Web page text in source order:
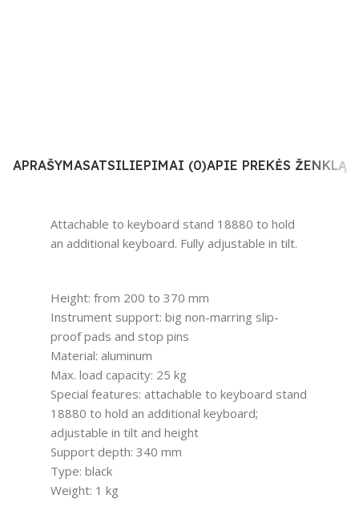
APRAŠYMASATSILIEPIMAI (0)APIE PREKĖS ŽENKLĄ
Attachable to keyboard stand 18880 to hold
an additional keyboard. Fully adjustable in tilt.
Height: from 200 to 370 mm
Instrument support: big non-marring slip-
proof pads and stop pins
Material: aluminum
Max. load capacity: 25 kg
Special features: attachable to keyboard stand
18880 to hold an additional keyboard;
adjustable in tilt and height
Support depth: 340 mm
Type: black
Weight: 1 kg